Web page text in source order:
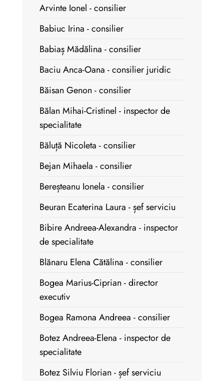
Arvinte Ionel - consilier
Babiuc Irina - consilier
Babiaș Mădălina - consilier
Baciu Anca-Oana - consilier juridic
Băisan Genon - consilier
Bălan Mihai-Cristinel - inspector de
specialitate
Băluță Nicoleta - consilier
Bejan Mihaela - consilier
Bereșteanu Ionela - consilier
Beuran Ecaterina Laura - șef serviciu
Bibire Andreea-Alexandra - inspector
de specialitate
Blănaru Elena Cătălina - consilier
Bogea Marius-Ciprian - director
executiv
Bogea Ramona Andreea - consilier
Botez Andreea-Elena - inspector de
specialitate
Botez Silviu Florian - șef serviciu